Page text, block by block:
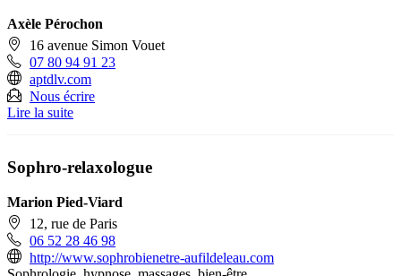
Axèle Pérochon
16 avenue Simon Vouet
07 80 94 91 23
aptdlv.com
Nous écrire
Lire la suite
Sophro-relaxologue
Marion Pied-Viard
12, rue de Paris
06 52 28 46 98
http://www.sophrobienetre-aufildeleau.com